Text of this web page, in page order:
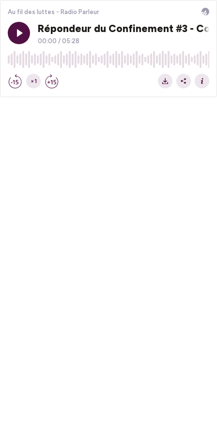
Au fil des luttes - Radio Parleur
Répondeur du Confinement #3 -
00:00 / 05:28
×1